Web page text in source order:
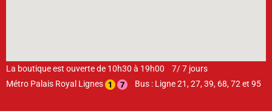
La boutique est ouverte de 10h30 à 19h00 7/ 7 jours
Métro Palais Royal Lignes
Bus : Ligne 21, 27, 39, 68, 72 et 95